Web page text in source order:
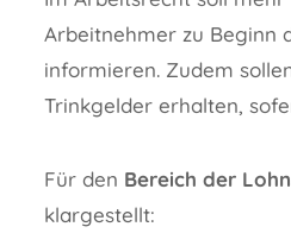
Arbeitnehmer zu Beginn
informieren. Zudem
Trinkgelder erhalten,
Für den Bereich der
klargestellt: